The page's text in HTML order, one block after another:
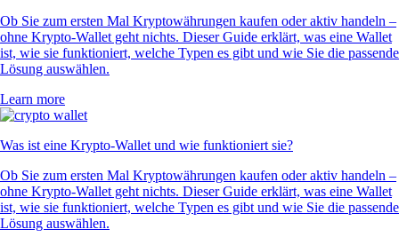
Ob Sie zum ersten Mal Kryptowährungen kaufen oder aktiv handeln –
ohne Krypto-Wallet geht nichts. Dieser Guide erklärt, was eine Wallet
ist, wie sie funktioniert, welche Typen es gibt und wie Sie die passende
Lösung auswählen.
Learn more
Was ist eine Krypto-Wallet und wie funktioniert sie?
Ob Sie zum ersten Mal Kryptowährungen kaufen oder aktiv handeln –
ohne Krypto-Wallet geht nichts. Dieser Guide erklärt, was eine Wallet
ist, wie sie funktioniert, welche Typen es gibt und wie Sie die passende
Lösung auswählen.